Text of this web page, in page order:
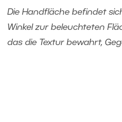
Die Handfläche befindet
Winkel zur beleuchteten
das die Textur bewahrt,